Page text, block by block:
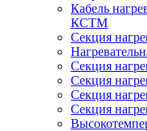
Кабель
КСТМ
Секция
Секция
Секция
Секция
Секция